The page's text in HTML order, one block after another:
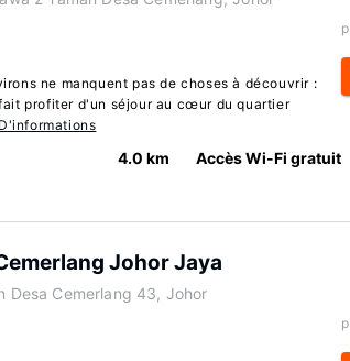
ne manquent pas de choses à découvrir :
profiter d'un séjour au cœur du quartier
4.0 km Accès Wi-Fi gratuit
Johor Jaya
Desa Cemerlang 43, Johor